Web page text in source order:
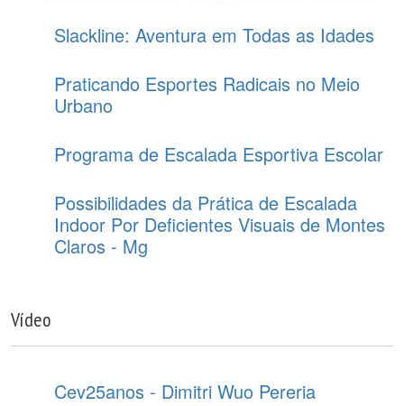
Slackline: Aventura em Todas as Idades
Praticando Esportes Radicais no Meio
Urbano
Programa de Escalada Esportiva Escolar
Possibilidades da Prática de Escalada
Indoor Por Deficientes Visuais de Montes
Claros - Mg
Vídeo
Cev25anos - Dimitri Wuo Pereria